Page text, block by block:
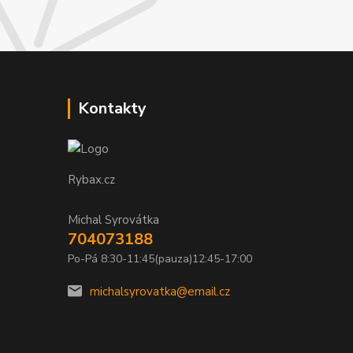
Kontakty
Rybax.cz
Michal Syrovátka
704073188
Po-Pá 8:30-11:45(pauza)12:45-17:00
michalsyrovatka@email.cz